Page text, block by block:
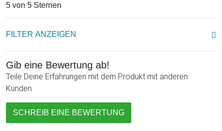
5 von 5 Sternen
FILTER ANZEIGEN
Gib eine Bewertung ab!
Teile Deine Erfahrungen mit dem Produkt mit anderen
Kunden.
SCHREIB EINE BEWERTUNG